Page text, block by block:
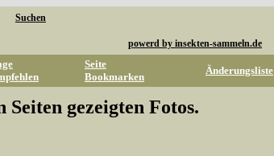
Suchen
powerd by insekten-sammeln.de
Seite
Bookmarken
Änderungsliste
gezeigten Fotos.